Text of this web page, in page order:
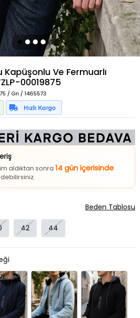
Kapüşonlu Ve Fermuarlı
00019875
/ Gri / 1465573
aldıktan sonra